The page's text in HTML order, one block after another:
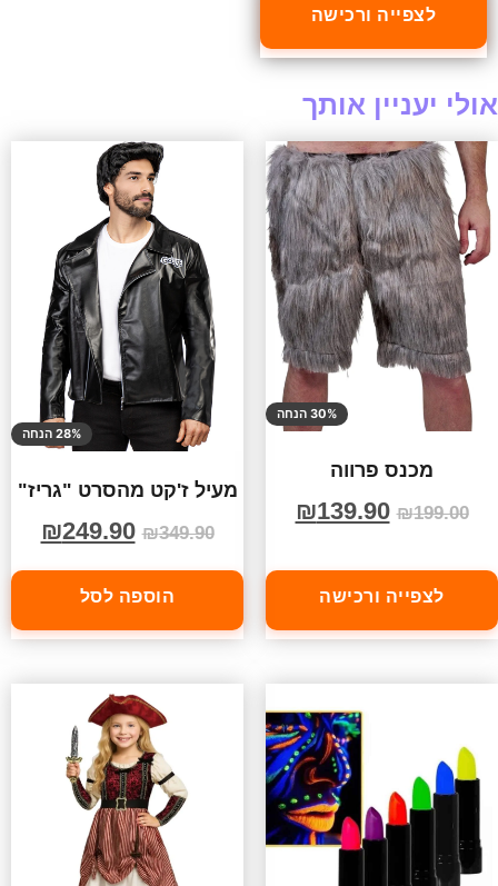
לצפייה ורכישה
אולי יעניין אותך
30% הנחה
מכנס פרווה
₪199.00
₪139.90
לצפייה ורכישה
28% הנחה
מעיל ז'קט מהסרט "גריז"
₪349.90
₪249.90
הוספה לסל